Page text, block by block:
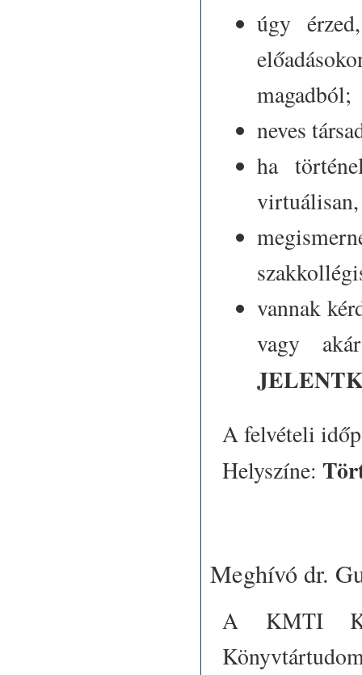
úgy
magadból;
neves
ha
virtuálisan,
vannak
vagy
A felvételi
Helyszíne:
Meghívó dr.
A KMTI